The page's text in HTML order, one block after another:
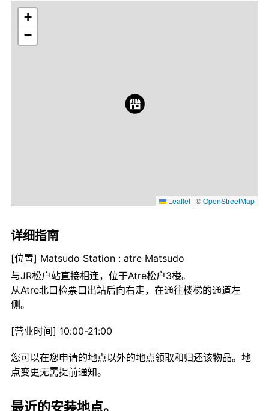
+
−
Leaflet | ©OpenStreetMap
详细指南
[位置] Matsudo Station : atre Matsudo
与JR松户站直接相连，位于Atre松户3楼。
从Atre北口检票口出站后向右走，在通往楼梯的通道左
侧。
[营业时间] 10:00-21:00
您可以在您申请的地点以外的地点领取和归还该物品。地
点变更无需提前通知。
最近的安装地点。